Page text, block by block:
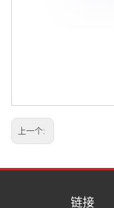
上一个:
链接